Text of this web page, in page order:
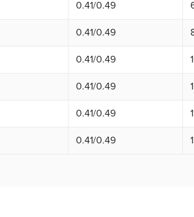
0.41/0.49
0.41/0.49
0.41/0.49
0.41/0.49
0.41/0.49
0.41/0.49